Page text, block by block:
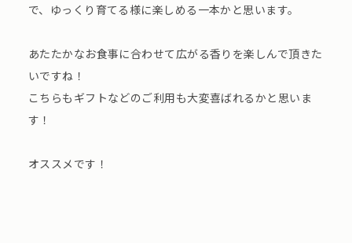
で、ゆっくり育てる様に楽しめる一本かと思います。
あたたかなお食事に合わせて広がる香りを楽しんで頂きた
いですね！
こちらもギフトなどのご利用も大変喜ばれるかと思いま
す！
オススメです！